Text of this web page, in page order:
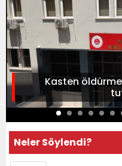
Kasten
Neler Söylendi?